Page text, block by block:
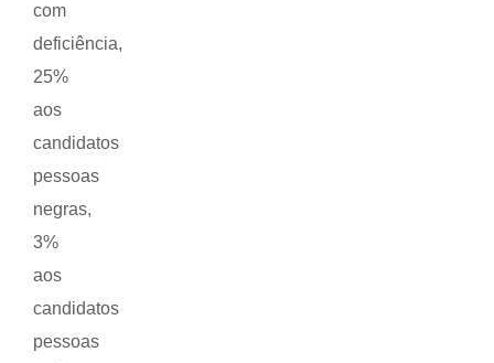
com
deficiência,
25%
aos
candidatos
pessoas
negras,
3%
aos
candidatos
pessoas